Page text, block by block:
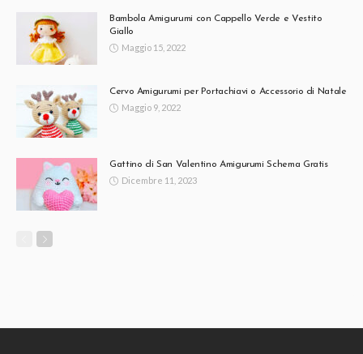
Bambola Amigurumi con Cappello Verde e Vestito
Giallo
Maggio 15, 2022
Cervo Amigurumi per Portachiavi o Accessorio di Natale
Maggio 9, 2022
Gattino di San Valentino Amigurumi Schema Gratis
Dicembre 11, 2023